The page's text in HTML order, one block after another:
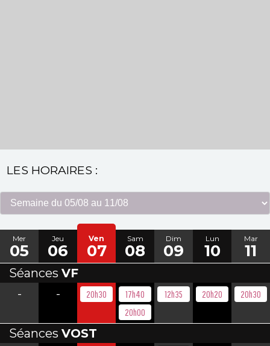
LES HORAIRES :
Mer
05
Jeu
06
Ven
07
Sam
08
Dim
09
Lun
10
Mar
11
Séances VF
-
- 20h30
17h40
20h00
12h35 20h20 20h30
Séances VOST